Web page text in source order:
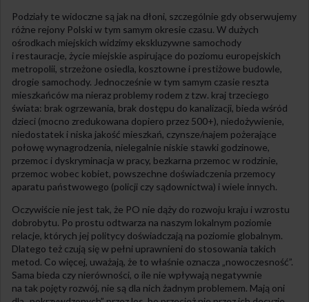
Podziały te widoczne są jak na dłoni, szczególnie gdy obserwujemy
różne rejony Polski w tym samym okresie czasu. W dużych
ośrodkach miejskich widzimy ekskluzywne samochody
i restauracje, życie miejskie aspirujące do poziomu europejskich
metropolii, strzeżone osiedla, kosztowne i prestiżowe budowle,
drogie samochody. Jednocześnie w tym samym czasie reszta
mieszkańców ma nieraz problemy rodem z tzw. kraj trzeciego
świata: brak ogrzewania, brak dostępu do kanalizacji, bieda wśród
dzieci (mocno zredukowana dopiero przez 500+), niedożywienie,
niedostatek i niska jakość mieszkań, czynsze/najem pożerające
połowę wynagrodzenia, nielegalnie niskie stawki godzinowe,
przemoc i dyskryminacja w pracy, bezkarna przemoc w rodzinie,
przemoc wobec kobiet, powszechne doświadczenia przemocy
aparatu państwowego (policji czy sądownictwa) i wiele innych.
Oczywiście nie jest tak, że PO nie dąży do rozwoju kraju i wzrostu
dobrobytu. Po prostu odtwarza na naszym lokalnym poziomie
relacje, których jej politycy doświadczają na poziomie globalnym.
Dlatego też czują się w pełni uprawnieni do stosowania takich
metod. Co więcej, uważają, że to właśnie oznacza „nowoczesność”.
Sama bieda czy nierówności, o ile nie wpływają negatywnie
na tak pojęty rozwój, nie są dla nich żadnym problemem. Mają oni